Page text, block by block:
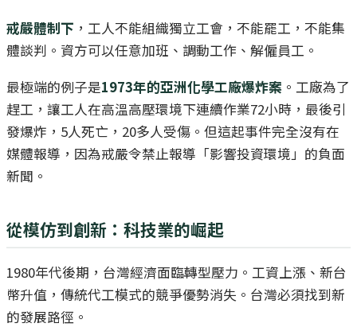
戒嚴體制下 ，工人不能組織獨立工會，不能罷工，不能集
體談判。資方可以任意加班、調動工作、解僱員工。
最極端的例子是1973年的亞洲化學工廠爆炸案 。工廠為了
趕工，讓工人在高溫高壓環境下連續作業72小時，最後引
發爆炸，5人死亡，20多人受傷。但這起事件完全沒有在
媒體報導，因為戒嚴令禁止報導「影響投資環境」的負面
新聞。
從模仿到創新：科技業的崛起
1980年代後期，台灣經濟面臨轉型壓力。工資上漲、新台
幣升值，傳統代工模式的競爭優勢消失。台灣必須找到新
的發展路徑。